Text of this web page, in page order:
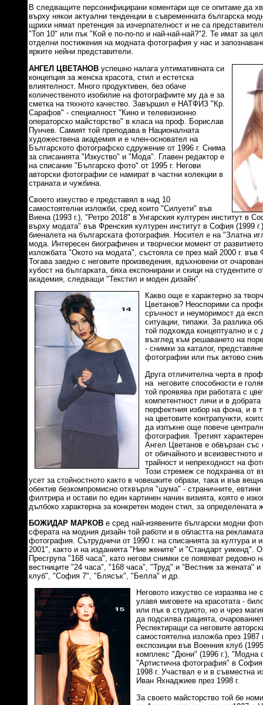
В следващите персонифицирани коментари ще се опитаме да
върху някои актуални тенденции в съвременната българска
щрихи нямат претенция за изчерпателност и не са
"Топ 10" или пък "Кой е по-по-по и най-най-най?"2. Те имат за
отделни постижения на модната фотография у нас и
ярките нейни представители.
АНГЕЛ ЦВЕТАНОВ успешно налага ултимативната си
концепция за женска красота, стил и естетска
влиятелност. Много продуктивен, без обаче
количественото изобилие на фотографиите му да е за
сметка на тяхното качество. Завършил е НАТФИЗ "Кр.
Сарафов" - специалност "Кино и телевизионно
операторско майсторство" в класа на проф. Борислав
Пунчев. Самият той преподава в Националната
художествена академия и е член-основател на
Българското фотографско сдружение от 1996 г. Снима
за списанията "Изкуство" и "Мода". Главен редактор е
на списание "Българско фото" от 1995 г. Негови
авторски фотографии се намират в частни колекции в
страната и чужбина.
Своето изкуство е представял в над 10
самостоятелни изложби, сред които "Силуети" във
Виена (1993 г.), "Ретро 2018" в Унгарския културен институт в
върху модата" във Френския културен институт в София (1999
биеналета на българската фотография. Носител е на "Златна
мода. Интересен биографичен и творчески момент от
изложбата "Окото на модата", състояла се през май 2000 г. във
Тогава заедно с неговите произведения, вдъхновени от
хубост на българката, бяха експонирани и скици на студентите
академия, следващи "Текстил и моден дизайн".
Какво още е характерно за
Цветанов? Неоспорими са
сръчност и неуморимост да
ситуации, типажи. За разлика
той подхожда концептуално и с
възглед към решаването на
- снимки за каталог,
фотографии или пък актово
Друга отличителна черта в
на неговите способности е
той проявява при работата с
компетентност личи и в
перфектния избор на фона, и в
на цветовите контрапункти,
да изпъкне още повече
фотография. Третият
Ангел Цветанов е обвързан със
от обичайното и всеизвестното
трайност и непреходност на
Този стремеж се подхранва от
усет за стойностното както в човешките образи, така и във
обектив безкомпромисно отхвърля "шума" - страничните,
филтрира и остави по един картинен начин визията, която е
дълбоко характерна за конкретен моден стил, за определената
БОЖИДАР МАРКОВ е сред най-изявените български модни
сферата на модния дизайн той работи и в областта на
фотография. Сътрудничи от 1990 г. на списанията за култура и
2001", както и на изданията "Ние жените" и "Стандарт уикенд".
Пресгрупа "168 часа", като негови снимки се появяват редовно
вестниците "24 часа", "168 часа", "Труд" и "Вестник за жената"
клуб", "София 7", "Блясък", "Белла" и др.
Неговото изкуство се изразява
улавя миговете на красотата -
или пък в студиото, но и чрез
да подсилва грацията,
Респектиращи са неговите
самостоятелна изложба през 1987
експозиции във Военния клуб
комплекс "Дюни" (1996 г.), "Модна
"Артистична фотография" в София
1998 г. Участвал е и в съвместна
Иван Яхнаджиев през 1998 г.
За своето майсторство той бе